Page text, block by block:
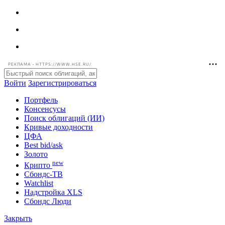
РЕКЛАМА • HTTPS://WWW.HSE.RU/
Войти Зарегистрироваться
Портфель
Консенсусы
Поиск облигаций (ИИ)
Кривые доходности
ЦФА
Best bid/ask
Золото
Крипто new
Watchlist